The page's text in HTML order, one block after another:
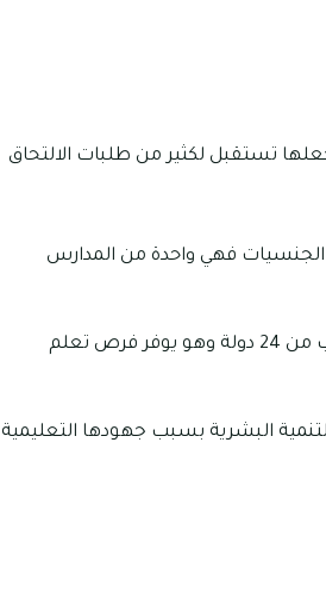
تستقبل لكثير من طلبات الالتحاق
الجنسيات فهي واحدة من المدارس
اعتماد منهج المجلس المركزي للتعليم الثانوي الذي يتم تدريسه فيما يقرب من 24 دولة وهو يوفر فرص تعلم
البشرية بسبب جهودها التعليمية